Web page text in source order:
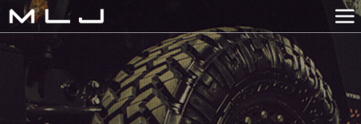
MLJ / Lexani(レクサーニ
GALLERY
SNS
NEWS
COMPANY
HISTORY